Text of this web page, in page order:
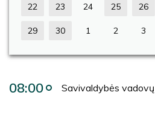
22 23 24 25 26
29 30 1 2 3
08:00 Savivaldybės